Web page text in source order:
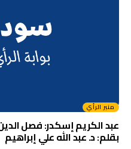
منبر الرأي
عبد الكريم إسكدر: فصل
بقلم: د. عبد الله علي إبراهيم